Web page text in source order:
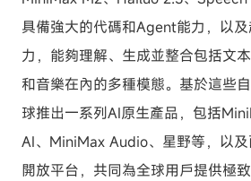
具備強大的代碼和Agent能力，以
力，能夠理解、生成並整合包括文
和音樂在內的多種模態。基於這些
球推出一系列AI原生產品，包括
AI、MiniMax Audio、星野等，以
開放平台，共同為全球用戶提供極